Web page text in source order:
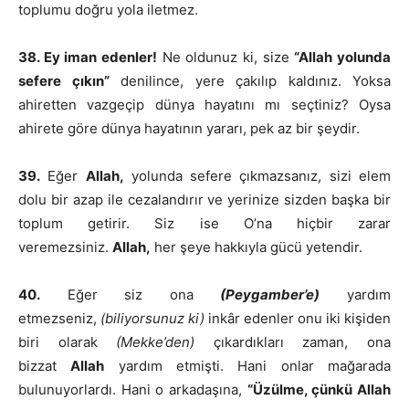
toplumu doğru yola iletmez.
38. Ey iman edenler! Ne oldunuz ki, size“Allah yolunda
sefere çıkın”denilince, yere çakılıp kaldınız. Yoksa
ahiretten vazgeçip dünya hayatını mı seçtiniz? Oysa
ahirete göre dünya hayatının yararı, pek az bir şeydir.
39. Eğer Allah, yolunda sefere çıkmazsanız, sizi elem
dolu bir azap ile cezalandırır ve yerinize sizden başka bir
toplum getirir. Siz ise O’na hiçbir zarar
veremezsiniz. Allah, her şeye hakkıyla gücü yetendir.
40. Eğer siz ona (Peygamber’e) yardım
etmezseniz, (biliyorsunuz ki) inkâr edenler onu iki kişiden
biri olarak(Mekke’den) çıkardıkları zaman, ona
bizzatAllah yardım etmişti. Hani onlar mağarada
bulunuyorlardı. Hani o arkadaşına, “Üzülme, çünkü Allah